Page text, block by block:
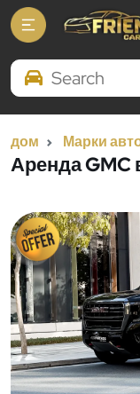
Search Brands
дом Марки
Аренда GMC